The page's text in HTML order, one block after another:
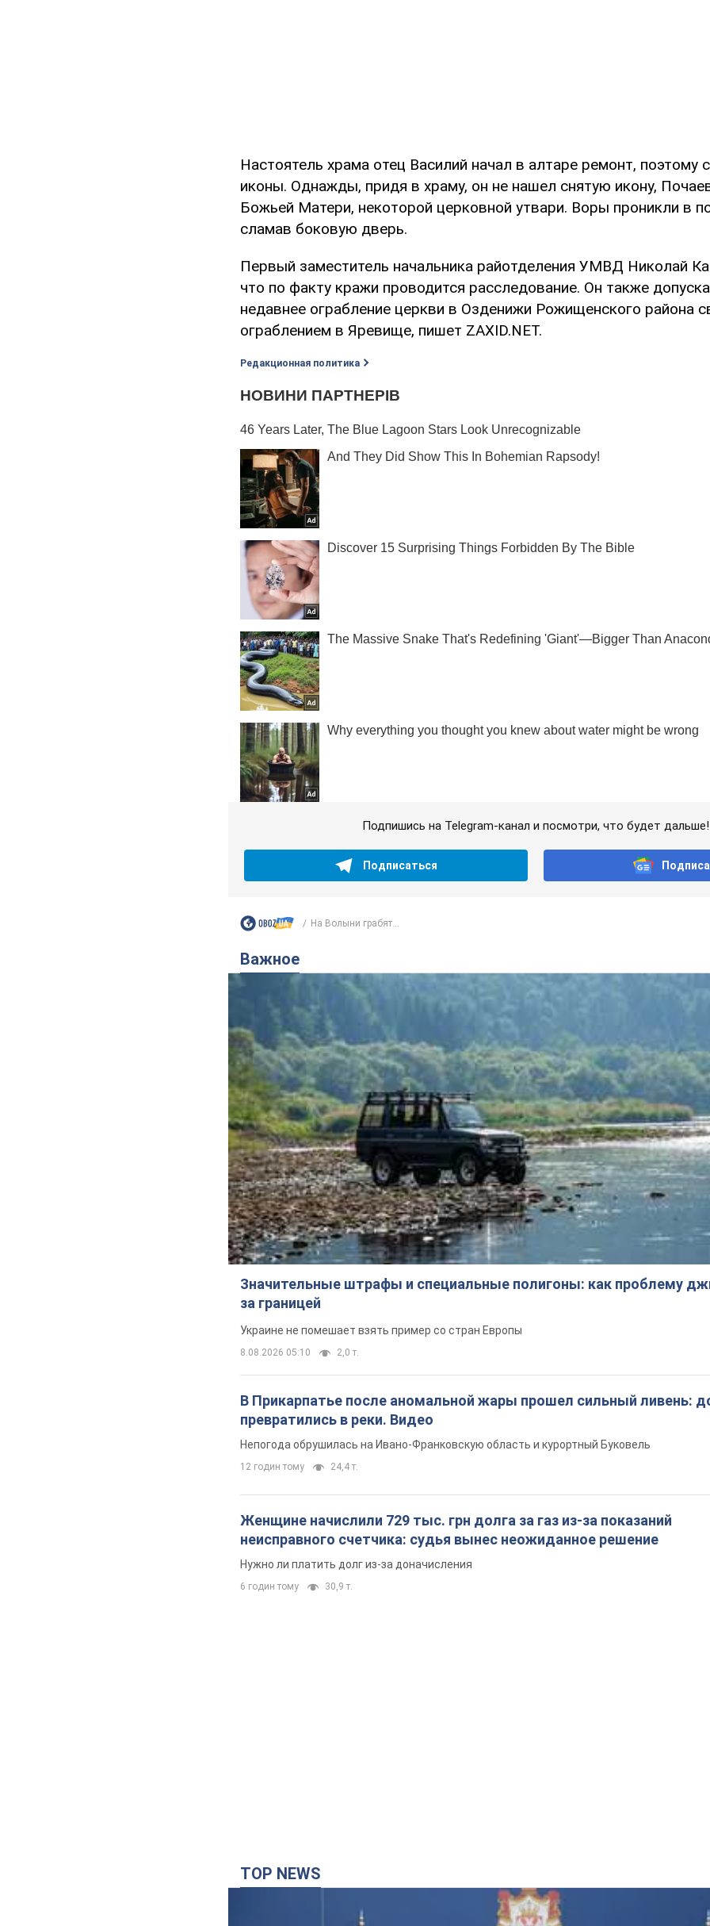
Настоятель храма отец Василий начал в алтаре ремонт, поэтому
иконы. Однажды, придя в храму, он не нашел снятую икону,
Божьей Матери, некоторой церковной утвари. Воры проникли в
сламав боковую дверь.
Первый заместитель начальника райотделения УМВД Николай
что по факту кражи проводится расследование. Он также
недавнее ограбление церкви в Озденижи Рожищенского района
ограблением в Яревище, пишет ZAXID.NET.
Редакционная политика
Подпишись на Telegram-канал и посмотри, что будет дальше!
Подписаться
На Волыни грабят...
Важное
Значительные штрафы и специальные полигоны: как проблему
за границей
Украине не помешает взять пример со стран Европы
8.08.2026 05:10 2,0 т.
В Прикарпатье после аномальной жары прошел сильный ливень:
превратились в реки. Видео
Непогода обрушилась на Ивано-Франковскую область и курортный Буковель
12 годин тому 24,4 т.
Женщине начислили 729 тыс. грн долга за газ из-за показаний
неисправного счетчика: судья вынес неожиданное решение
Нужно ли платить долг из-за доначисления
6 годин тому 30,9 т.
TOP NEWS